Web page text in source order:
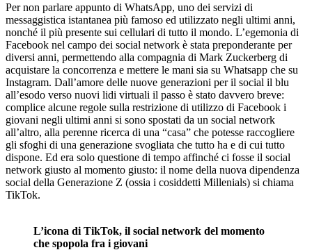
Per non parlare appunto di WhatsApp, uno dei servizi di
messaggistica istantanea più famoso ed utilizzato negli ultimi anni,
nonché il più presente sui cellulari di tutto il mondo. L’egemonia di
Facebook nel campo dei social network è stata preponderante per
diversi anni, permettendo alla compagnia di Mark Zuckerberg di
acquistare la concorrenza e mettere le mani sia su Whatsapp che su
Instagram. Dall’amore delle nuove generazioni per il social il blu
all’esodo verso nuovi lidi virtuali il passo è stato davvero breve:
complice alcune regole sulla restrizione di utilizzo di Facebook i
giovani negli ultimi anni si sono spostati da un social network
all’altro, alla perenne ricerca di una “casa” che potesse raccogliere
gli sfoghi di una generazione svogliata che tutto ha e di cui tutto
dispone. Ed era solo questione di tempo affinché ci fosse il social
network giusto al momento giusto: il nome della nuova dipendenza
social della Generazione Z (ossia i cosiddetti Millenials) si chiama
TikTok.
L’icona di TikTok, il social network del momento
che spopola fra i giovani